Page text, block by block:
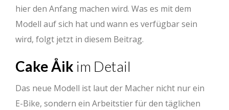
hier den Anfang machen wird. Was es mit dem
Modell auf sich hat und wann es verfügbar sein
wird, folgt jetzt in diesem Beitrag.
Cake Åik im Detail
Das neue Modell ist laut der Macher nicht nur ein
E-Bike, sondern ein Arbeitstier für den täglichen